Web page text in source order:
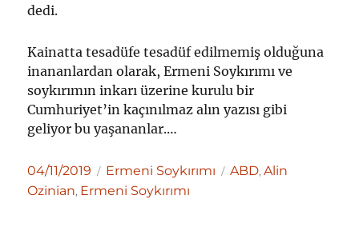
dedi.
Kainatta tesadüfe tesadüf edilmemiş olduğuna
inananlardan olarak, Ermeni Soykırımı ve
soykırımın inkarı üzerine kurulu bir
Cumhuriyet’in kaçınılmaz alın yazısı gibi
geliyor bu yaşananlar.…
Yayın
tarihi
04/11/2019 Kategoriler
Ermeni Soykırımı Etiketler
ABD,Alin
Ozinian, Ermeni Soykırımı